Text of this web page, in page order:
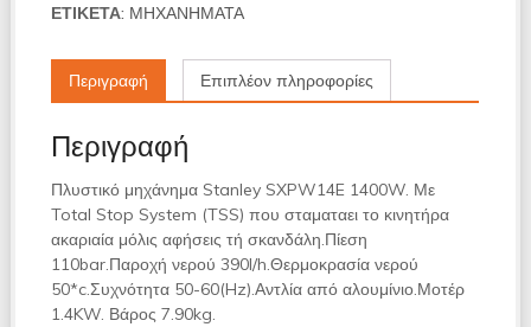
BAR
ΕΤΙΚΈΤΑ: ΜΗΧΑΝΗΜΑΤΑ
Περιγραφή Επιπλέον πληροφορίες
Περιγραφή
Πλυστικό μηχάνημα Stanley SXPW14E 1400W. Με
Total Stop System (TSS) που σταματαει το κινητήρα
ακαριαία μόλις αφήσεις τή σκανδάλη.Πίεση
110bar.Παροχή νερού 390l/h.Θερμοκρασία νερού
50*c.Συχνότητα 50-60(Hz).Αντλία από αλουμίνιο.Μοτέρ
1.4KW. Βάρος 7.90kg.